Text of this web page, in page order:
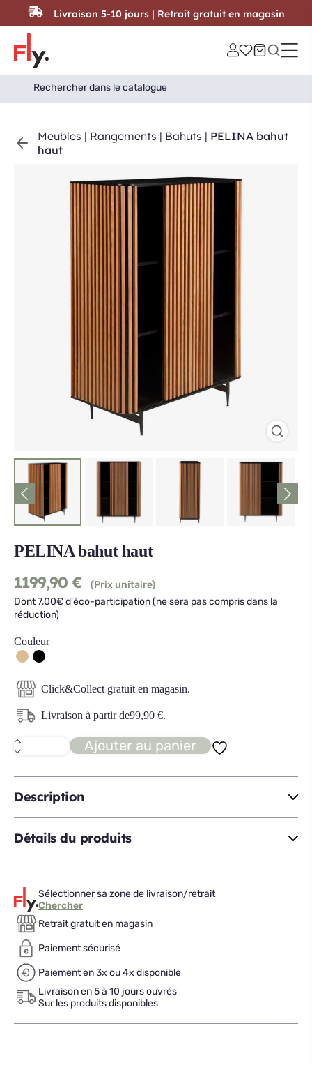
Passer au contenu
Search
for:
Search Button
Meubles | Rangements | Bahuts | PELINA bahut
haut
PELINA bahut haut
1199,90 €
(Prix unitaire)
Dont 7,00€ d'éco-participation (ne sera pas compris dans la
réduction)
Couleur
Click&Collect gratuit en magasin.
Livraison à partir de99,90 €.
quantité
de
bahut
haut
Ajouter au panier
Description
Détails du produits
Sélectionner sa zone de livraison/retrait
Chercher
Retrait gratuit en magasin
Paiement sécurisé
Paiement en 3x ou 4x disponible
Livraison en 5 à 10 jours ouvrés
Sur les produits disponibles
Livraison 5-10 jours | Retrait gratuit en magasin